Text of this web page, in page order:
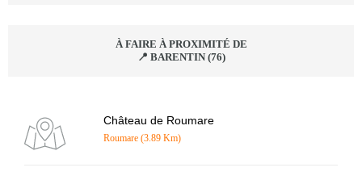
À FAIRE À PROXIMITÉ DE
📍 BARENTIN (76)
Château de Roumare
Roumare (3.89 Km)